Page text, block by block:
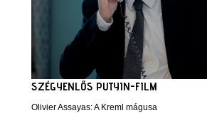
SZÉGYENLŐS PUTYIN-FILM
Olivier Assayas: A Kreml mágusa